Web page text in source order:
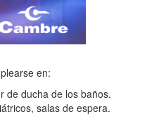
en:
de ducha de los baños.
salas de espera.